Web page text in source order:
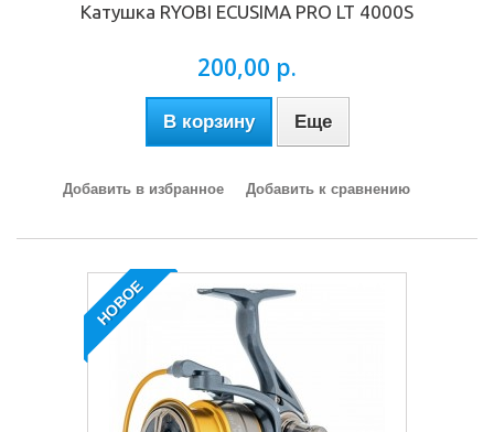
Катушка RYOBI ECUSIMA PRO LT 4000S
200,00 р.
В корзину Еще
Добавить в избранное Добавить к сравнению
НОВОЕ